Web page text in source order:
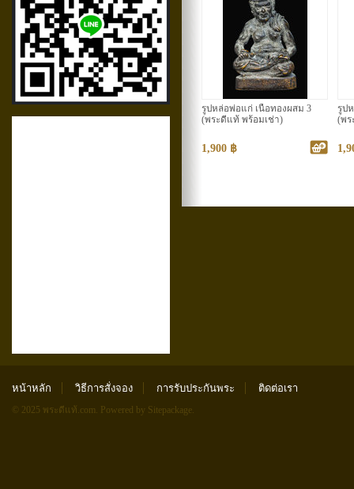
รูปหล่อพ่อแก่ เนื้อทองผสม 3
(พระดีแท้ พร้อมเช่า)
1,900 ฿
รูป
(พร
หน้าหลัก วิธีการสั่งจอง การรับประกันพระ ติดต่อเรา
© 2025 พระดีแท้.com. Powered by Sitepackage.